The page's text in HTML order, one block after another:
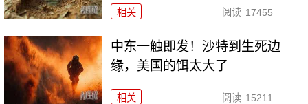
相关 阅读 17455
中东一触即发！沙特到生死边
缘，美国的饵太大了
相关 阅读 15211